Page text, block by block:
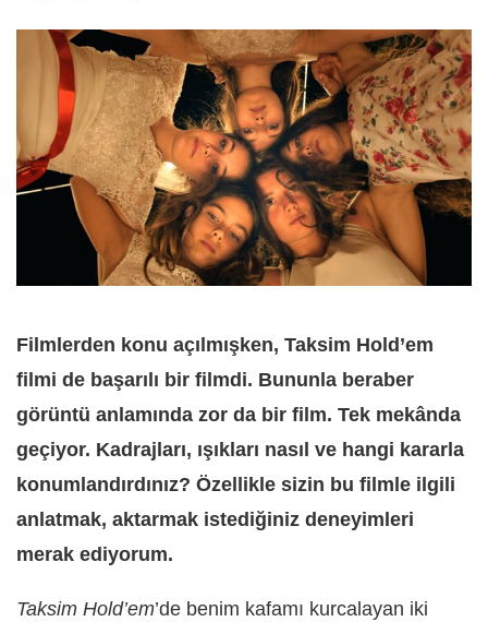
Filmlerden konu açılmışken, Taksim Hold’em
filmi de başarılı bir filmdi. Bununla beraber
görüntü anlamında zor da bir film. Tek mekânda
geçiyor. Kadrajları, ışıkları nasıl ve hangi kararla
konumlandırdınız? Özellikle sizin bu filmle ilgili
anlatmak, aktarmak istediğiniz deneyimleri
merak ediyorum.
Taksim Hold’em’de benim kafamı kurcalayan iki